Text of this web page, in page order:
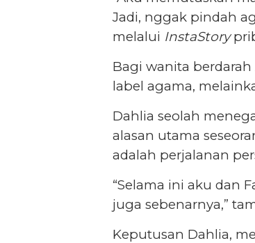
Jadi, nggak pindah
melalui InstaStory
Bagi wanita
label agama,
Dahlia seolah
alasan utama
adalah perjalanan
“Selama ini aku dan
juga sebenarnya,”
Keputusan Dahlia,